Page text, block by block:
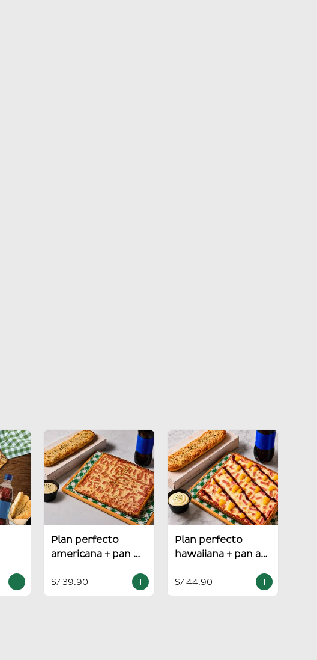
Plan perfecto
americana + pan al
S/ 39.90
Plan perfecto
hawaiiana + pan al
S/ 44.90